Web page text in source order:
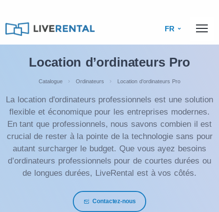
FR
Location d’ordinateurs Pro
Catalogue Ordinateurs Location d’ordinateurs Pro
La location d'ordinateurs professionnels est une solution
flexible et économique pour les entreprises modernes.
En tant que professionnels, nous savons combien il est
crucial de rester à la pointe de la technologie sans pour
autant surcharger le budget. Que vous ayez besoins
d’ordinateurs professionnels pour de courtes durées ou
de longues durées, LiveRental est à vos côtés.
Contactez-nous